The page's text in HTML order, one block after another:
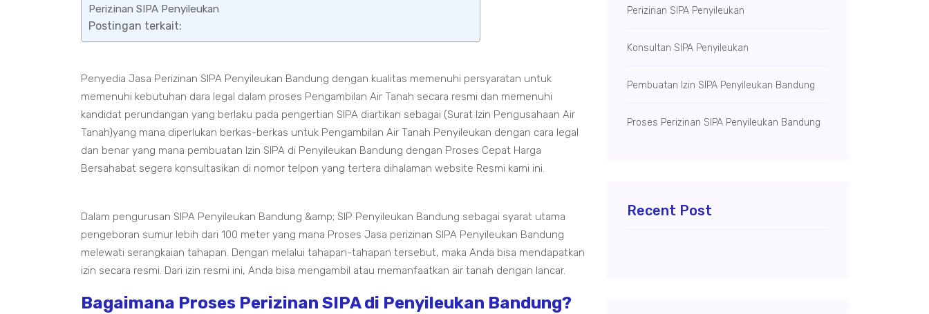
Perizinan SIPA Penyileukan
Postingan terkait:
Penyedia Jasa Perizinan SIPA Penyileukan Bandung dengan kualitas memenuhi persyaratan untuk
memenuhi kebutuhan dara legal dalam proses Pengambilan Air Tanah secara resmi dan memenuhi
kandidat perundangan yang berlaku pada pengertian SIPA diartikan sebagai (Surat Izin Pengusahaan Air
Tanah)yang mana diperlukan berkas-berkas untuk Pengambilan Air Tanah Penyileukan dengan cara legal
dan benar yang mana pembuatan Izin SIPA di Penyileukan Bandung dengan Proses Cepat Harga
Bersahabat segera konsultasikan di nomor telpon yang tertera dihalaman website Resmi kami ini.
Dalam pengurusan SIPA Penyileukan Bandung &amp; SIP Penyileukan Bandung sebagai syarat utama
pengeboran sumur lebih dari 100 meter yang mana Proses Jasa perizinan SIPA Penyileukan Bandung
melewati serangkaian tahapan. Dengan melalui tahapan-tahapan tersebut, maka Anda bisa mendapatkan
izin secara resmi. Dari izin resmi ini, Anda bisa mengambil atau memanfaatkan air tanah dengan lancar.
Bagaimana Proses Perizinan SIPA di Penyileukan Bandung?
Perizinan SIPA Penyileukan
Konsultan SIPA Penyileukan
Pembuatan Izin SIPA Penyileukan Bandung
Proses Perizinan SIPA Penyileukan Bandung
Recent Post